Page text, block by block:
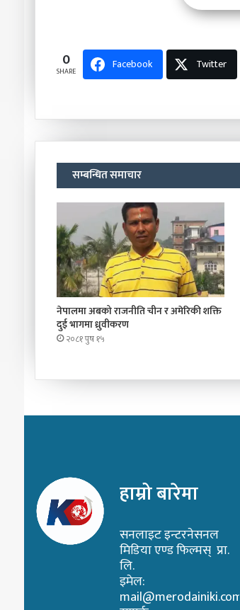
0
SHARE Facebook Twitter
सम्बन्धित समाचार
नेपालमा अबको राजनीति चीन र अमेरिकी शक्ति
दुई भागमा ध्रुवीकरण
२०८१ पुष १५
हाम्रो बारेमा
सनलाइट इन्टरनेसनल
मिडिया एण्ड फिल्मस् प्रा.
लि.
इमेल:
mail@merodainiki.com